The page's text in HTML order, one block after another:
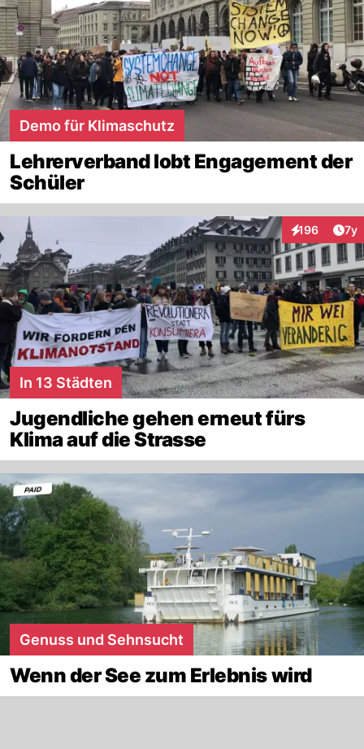
Demo für Klimaschutz
Lehrerverband lobt Engagement der
Schüler
196
Interaktionen
7y
In 13 Städten
Jugendliche gehen erneut fürs
Klima auf die Strasse
Genuss und Sehnsucht
Wenn der See zum Erlebnis wird